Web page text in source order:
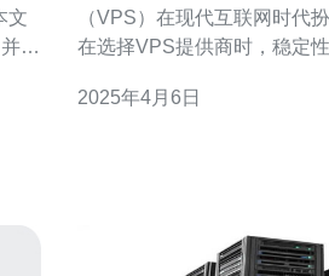
文
提
（VPS）在现代互联网时代
在选择VPS提供商时，稳定
高效而著称，成为了许多用
2025年4月6日